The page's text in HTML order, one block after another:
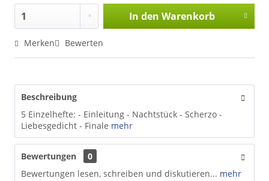
In den Warenkorb
Merken Bewerten
Beschreibung
5 Einzelhefte: - Einleitung - Nachtstück - Scherzo -
Liebesgedicht - Finale mehr
Bewertungen
0
Bewertungen lesen, schreiben und diskutieren... mehr